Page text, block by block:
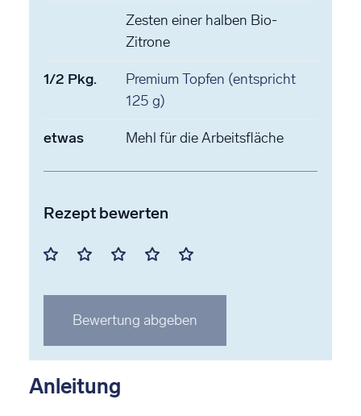
Zesten einer halben Bio-
Zitrone
1/2 Pkg. Premium Topfen (entspricht
125 g)
etwas Mehl für die Arbeitsfläche
Rezept bewerten
Mit
Stern
bewerten
Mit
Stern
bewerten
Mit
Stern
bewerten
Mit
Stern
bewerten
Mit
Stern
bewerten
Bewertung abgeben
Anleitung